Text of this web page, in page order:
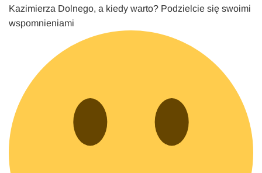
Kazimierza Dolnego, a kiedy warto? Podzielcie się swoimi
wspomnieniami